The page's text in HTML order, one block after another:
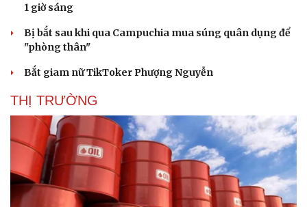
1 giờ sáng
Bị bắt sau khi qua Campuchia mua súng quân dụng để
"phòng thân"
Bắt giam nữ TikToker Phượng Nguyễn
THỊ TRƯỜNG